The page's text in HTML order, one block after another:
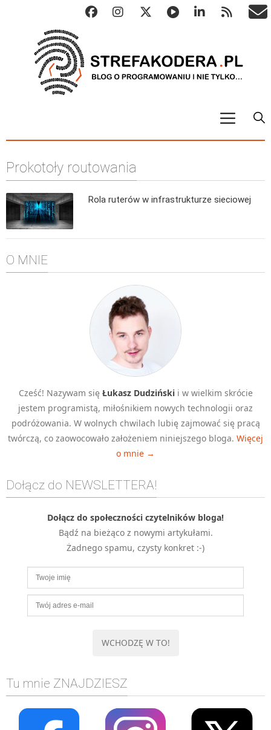
ALGO
Metody numeryczne
Algorytmy wyszukiwania
Inne
C++
Elementarz Java
Pascal
HTML 5
CSS 3
Django
PHP
WordPress
MOBILE
Android
KONTROLA WERSJI
SQL
TESTOWANIE
SIECI
Prokotoły routowania
Rola ruterów w infrastrukturze sieciowej
O MNIE
Cześć! Nazywam się Łukasz Dudzińskii w wielkim skrócie
jestem programistą, miłośnikiem nowych technologii oraz
podróżowania. W wolnych chwilach lubię zajmować się pracą
twórczą, co zaowocowało założeniem niniejszego bloga. Więcej
o mnie →
Dołącz do NEWSLETTERA!
Dołącz do społeczności czytelników bloga!
Bądź na bieżąco z nowymi artykułami.
Żadnego spamu, czysty konkret :-)
Tu mnie ZNAJDZIESZ